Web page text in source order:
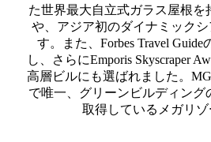
た世界最大自立式ガラス屋根を
や、アジア初のダイナミック
す。また、Forbes Travel
し、さらにEmporis Skyscraper
高層ビルにも選ばれました。
で唯一、グリーンビルディング
取得しているメガリゾ